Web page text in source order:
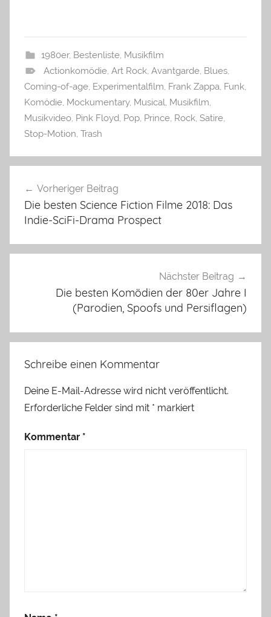
1980er, Bestenliste, Musikfilm
Actionkomödie, Art Rock, Avantgarde, Blues,
Coming-of-age Experimentalfilm Frank Zappa Funk
Komödie Mockumentary, Musical Musikfilm
Musikvideo Pink Floyd Pop Prince Rock Satire
Stop-Motion Trash
Vorheriger Beitrag
Die besten Science Fiction Filme 2018: Das
Indie-SciFi-Drama Prospect
Nächster Beitrag
Die besten Komödien der 80er Jahre I
(Parodien, Spoofs und Persiflagen)
Schreibe einen Kommentar
Deine E-Mail-Adresse wird nicht veröffentlicht.
Erforderliche Felder sind mit * markiert
Kommentar *